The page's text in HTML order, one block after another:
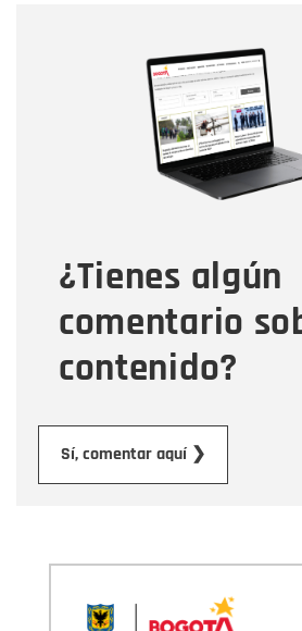
¿Tienes algún
comentario
contenido?
Sí, comentar aquí ❯
Correo electrónico
Tipo de comentario
Mensaje